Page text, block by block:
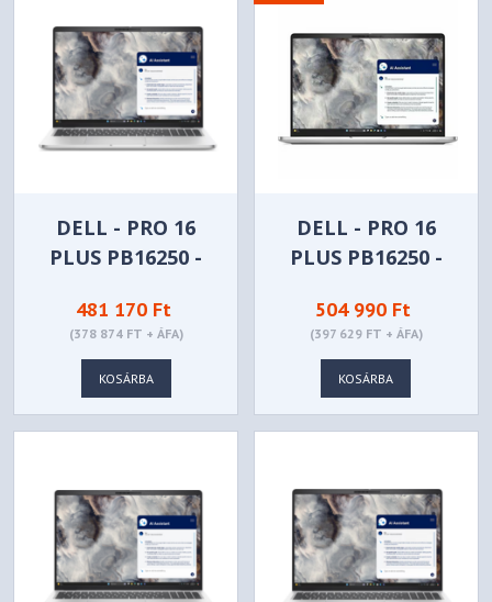
DELL - PRO 16
PLUS PB16250 -
481 170 Ft
(378 874 FT + ÁFA)
KOSÁRBA
DELL - PRO 16
PLUS PB16250 -
504 990 Ft
(397 629 FT + ÁFA)
KOSÁRBA